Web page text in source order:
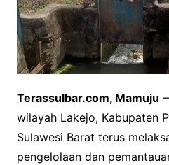
Terassulbar.com, Mamuju
wilayah Lakejo, Kabupaten
Sulawesi Barat terus
pengelolaan dan